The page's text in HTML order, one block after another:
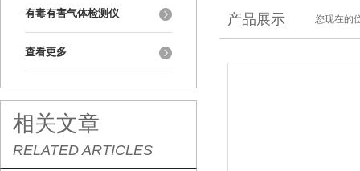
有毒有害气体检测仪
查看更多
相关文章
RELATED ARTICLES
产品展示 您现在的